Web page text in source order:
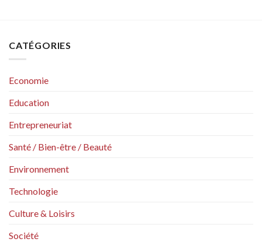
CATÉGORIES
Economie
Education
Entrepreneuriat
Santé / Bien-être / Beauté
Environnement
Technologie
Culture & Loisirs
Société